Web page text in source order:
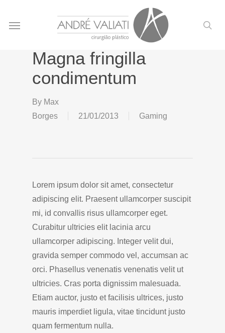
Magna fringilla
condimentum
By Max
Borges
21/01/2013 Gaming
Lorem ipsum dolor sit amet, consectetur
adipiscing elit. Praesent ullamcorper suscipit
mi, id convallis risus ullamcorper eget.
Curabitur ultricies elit lacinia arcu
ullamcorper adipiscing. Integer velit dui,
gravida semper commodo vel, accumsan ac
orci. Phasellus venenatis venenatis velit ut
ultricies. Cras porta dignissim malesuada.
Etiam auctor, justo et facilisis ultrices, justo
mauris imperdiet ligula, vitae tincidunt justo
quam fermentum nulla.